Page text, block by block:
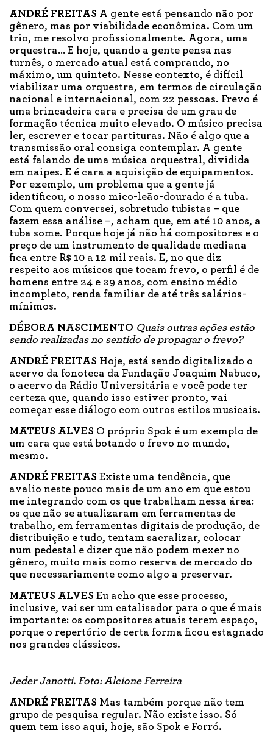
ANDRÉ FREITAS A gente está pensando não por
gênero, mas por viabilidade econômica. Com um
trio, me resolvo profissionalmente. Agora, uma
orquestra… E hoje, quando a gente pensa nas
turnês, o mercado atual está comprando, no
máximo, um quinteto. Nesse contexto, é difícil
viabilizar uma orquestra, em termos de circulação
nacional e internacional, com 22 pessoas. Frevo é
uma brincadeira cara e precisa de um grau de
formação técnica muito elevado. O músico precisa
ler, escrever e tocar partituras. Não é algo que a
transmissão oral consiga contemplar. A gente
está falando de uma música orquestral, dividida
em naipes. E é cara a aquisição de equipamentos.
Por exemplo, um problema que a gente já
identificou, o nosso mico-leão-dourado é a tuba.
Com quem conversei, sobretudo tubistas – que
fazem essa análise –, acham que, em até 10 anos, a
tuba some. Porque hoje já não há compositores e o
preço de um instrumento de qualidade mediana
fica entre R$ 10 a 12 mil reais. E, no que diz
respeito aos músicos que tocam frevo, o perfil é de
homens entre 24 e 29 anos, com ensino médio
incompleto, renda familiar de até três salários-
mínimos.
DÉBORA NASCIMENTO Quais outras ações estão
sendo realizadas no sentido de propagar o frevo?
ANDRÉ FREITAS Hoje, está sendo digitalizado o
acervo da fonoteca da Fundação Joaquim Nabuco,
o acervo da Rádio Universitária e você pode ter
certeza que, quando isso estiver pronto, vai
começar esse diálogo com outros estilos musicais.
MATEUS ALVES O próprio Spok é um exemplo de
um cara que está botando o frevo no mundo,
mesmo.
ANDRÉ FREITAS Existe uma tendência, que
avalio neste pouco mais de um ano em que estou
me integrando com os que trabalham nessa área:
os que não se atualizaram em ferramentas de
trabalho, em ferramentas digitais de produção, de
distribuição e tudo, tentam sacralizar, colocar
num pedestal e dizer que não podem mexer no
gênero, muito mais como reserva de mercado do
que necessariamente como algo a preservar.
MATEUS ALVES Eu acho que esse processo,
inclusive, vai ser um catalisador para o que é mais
importante: os compositores atuais terem espaço,
porque o repertório de certa forma ficou estagnado
nos grandes clássicos.
Jeder Janotti. Foto: Alcione Ferreira
ANDRÉ FREITAS Mas também porque não tem
grupo de pesquisa regular. Não existe isso. Só
quem tem isso aqui, hoje, são Spok e Forró.